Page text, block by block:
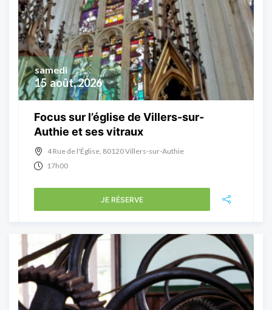
15 août, 2026
samedi
Focus sur l’église de Villers-sur-
Authie et ses vitraux
4 Rue de l'Église, 80120 Villers-sur-Authie
17h00
JE RÉSERVE